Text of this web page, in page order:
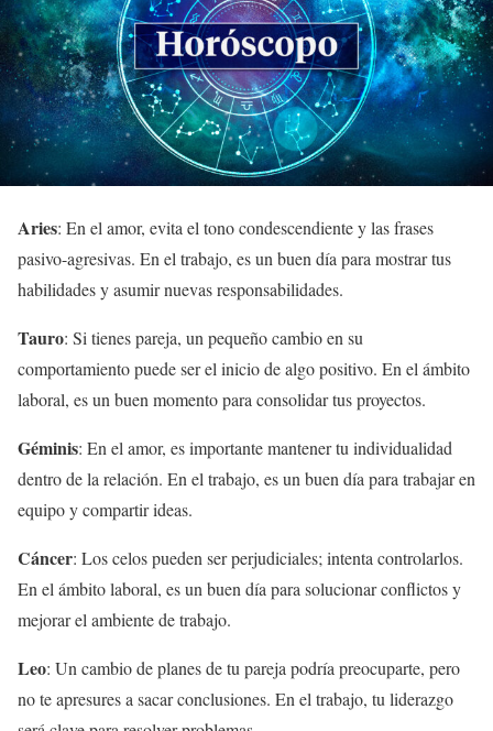
Aries: En el amor, evita el tono condescendiente y las frases
pasivo-agresivas. En el trabajo, es un buen día para mostrar tus
habilidades y asumir nuevas responsabilidades.
Tauro: Si tienes pareja, un pequeño cambio en su
comportamiento puede ser el inicio de algo positivo. En el ámbito
laboral, es un buen momento para consolidar tus proyectos.
Géminis: En el amor, es importante mantener tu individualidad
dentro de la relación. En el trabajo, es un buen día para trabajar en
equipo y compartir ideas.
Cáncer: Los celos pueden ser perjudiciales; intenta controlarlos.
En el ámbito laboral, es un buen día para solucionar conflictos y
mejorar el ambiente de trabajo.
Leo: Un cambio de planes de tu pareja podría preocuparte, pero
no te apresures a sacar conclusiones. En el trabajo, tu liderazgo